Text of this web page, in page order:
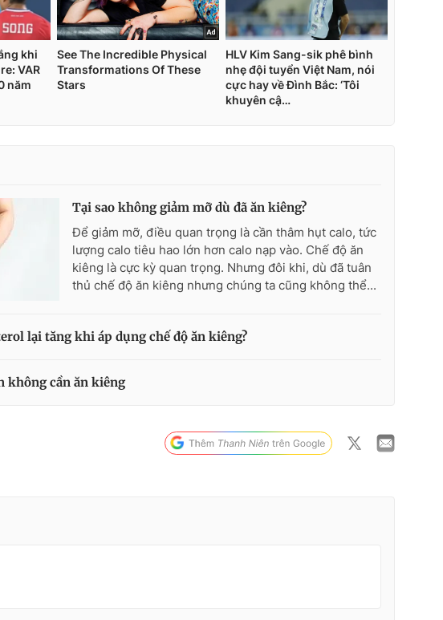
Tại sao không giảm mỡ dù đã ăn kiêng?
Để giảm mỡ, điều quan trọng là cần thâm hụt calo, tức
lượng calo tiêu hao lớn hơn calo nạp vào. Chế độ ăn
kiêng là cực kỳ quan trọng. Nhưng đôi khi, dù đã tuân
thủ chế độ ăn kiêng nhưng chúng ta cũng không thể...
lại tăng khi áp dụng chế độ ăn kiêng?
không cần ăn kiêng